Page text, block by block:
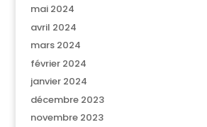
mai 2024
avril 2024
mars 2024
février 2024
janvier 2024
décembre 2023
novembre 2023